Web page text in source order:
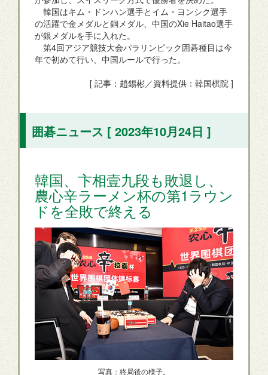
韓国はキム・ドンハン選手とイム・ヨンシク選手
の活躍で金メダルと銅メダル、中国のXie Haitao選手
が銀メダルを手に入れた。
第4回アジア競技大会パラリンピック囲碁種目は今
年で初めて行い、中国ルールで行った。
[ 記事：趙錫彬／資料提供：韓国棋院 ]
囲碁ニュース [ 2023年10月24日 ]
韓国、卞相壹九段も敗退し、
農心辛ラーメン杯の第1ラウン
ドを全敗で終える
写真：終局後の様子。